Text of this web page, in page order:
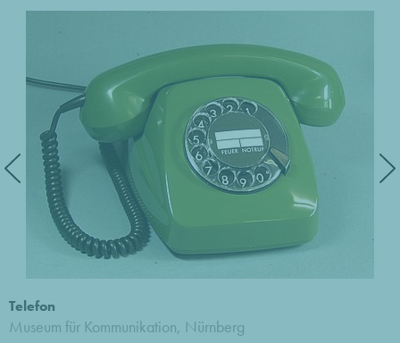
Telefon
Museum für Kommunikation, Nürnberg